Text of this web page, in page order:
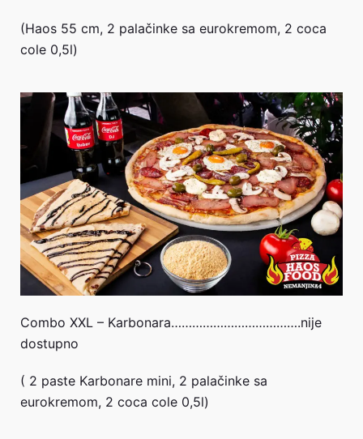
(Haos 55 cm, 2 palačinke sa eurokremom, 2 coca
cole 0,5l)
Combo XXL – Karbonara……………………………….nije
dostupno
( 2 paste Karbonare mini, 2 palačinke sa
eurokremom, 2 coca cole 0,5l)